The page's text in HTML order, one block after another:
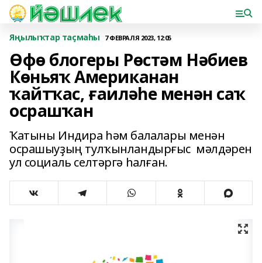
Яңылыҡтар таҫмаһы 7 ФЕВРАЛЯ 2023, 12:05
Өфө блогеры Рөстәм Нәбиев
Көньяҡ Американан
ҡайтҡас, ғаиләһе менән саҡ
осрашҡан
Ҡатыны Индира һәм балалары менән
осрашыуҙың тулҡынландырғыс мәлдәрен
ул социаль селтәргә һалған.